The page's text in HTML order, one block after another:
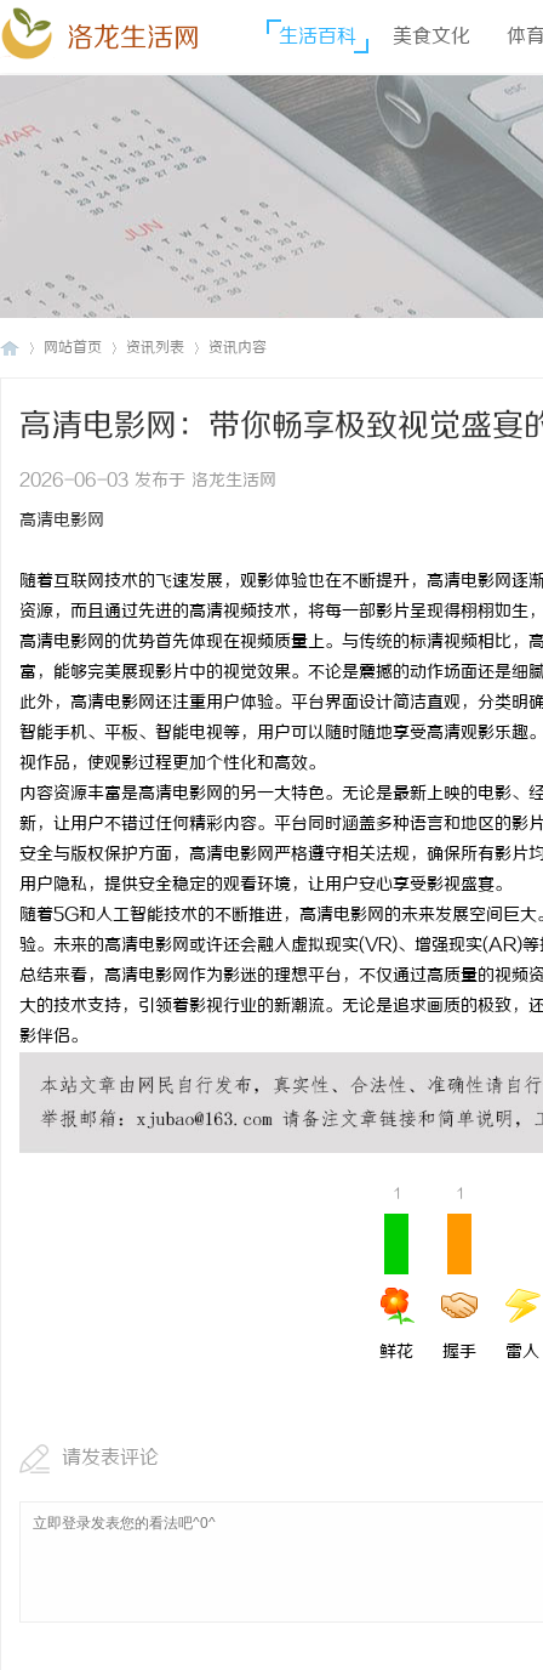
洛龙生活网 生活百科 美食文化 体
网站首页 资讯列表 资讯内容
高清电影网：带你畅享极致视觉盛宴
2026-06-03 发布于 洛龙生活网
高清电影网
随着互联网技术的飞速发展，观影体验也在不断提升，高清电影网
资源，而且通过先进的高清视频技术，将每一部影片呈现得栩栩如生
高清电影网的优势首先体现在视频质量上。与传统的标清视频相比
富，能够完美展现影片中的视觉效果。不论是震撼的动作场面还是细
此外，高清电影网还注重用户体验。平台界面设计简洁直观，分类
智能手机、平板、智能电视等，用户可以随时随地享受高清观影乐
视作品，使观影过程更加个性化和高效。
内容资源丰富是高清电影网的另一大特色。无论是最新上映的电影
新，让用户不错过任何精彩内容。平台同时涵盖多种语言和地区的影
安全与版权保护方面，高清电影网严格遵守相关法规，确保所有影
用户隐私，提供安全稳定的观看环境，让用户安心享受影视盛宴。
随着5G和人工智能技术的不断推进，高清电影网的未来发展空间巨
验。未来的高清电影网或许还会融入虚拟现实(VR)、增强现实(AR)
总结来看，高清电影网作为影迷的理想平台，不仅通过高质量的视
大的技术支持，引领着影视行业的新潮流。无论是追求画质的极致
影伴侣。
1
鲜花
1
握手 雷人
请发表评论
揭秘！专业充电桩项目